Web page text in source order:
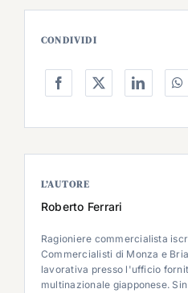
CONDIVIDI
L’AUTORE
Roberto Ferrari
Ragioniere commercialista
Commercialisti di Monza e
lavorativa presso l'ufficio
multinazionale giapponese.